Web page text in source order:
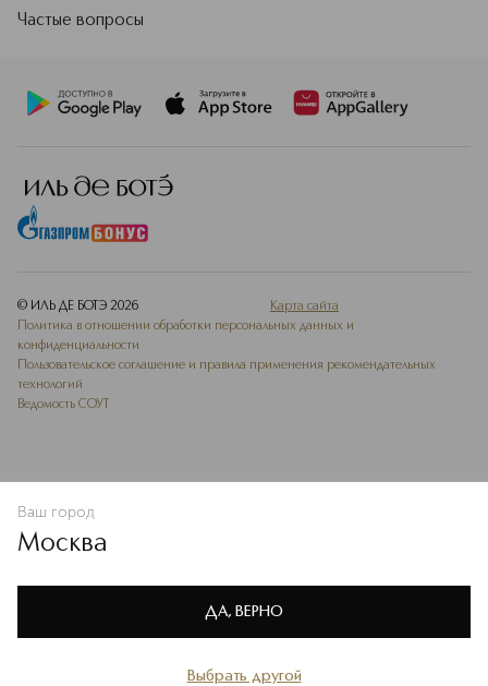
Политике конфиденциальности
В КОРЗИНУ
Частые вопросы
© ИЛЬ ДЕ БОТЭ 2026
Карта сайта
Политика в отношении обработки персональных данных и
конфиденциальности
Пользовательское соглашение и правила применения рекомендательных
технологий
Ведомость СОУТ
Ваш город
Москва
Выбрать другой
ДА, ВЕРНО